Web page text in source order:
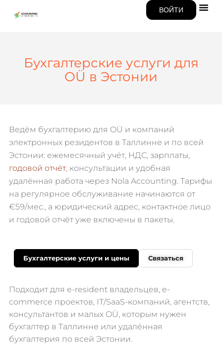
ВОЙТИ
Бухгалтерские услуги для
OÜ в Эстонии
Ведём бухгалтерию для OÜ и компаний
электронных резидентов в Таллинне и по всей
Эстонии: ежемесячный учёт, НДС, зарплаты,
годовой отчёт, консультации и удобная
удалённая работа через Nola Accounting. Тарифы
на регулярное обслуживание начинаются от
€59/мес., а юридический адрес, контактное лицо
и годовой отчёт уже включены в пакеты.
Бухгалтерские услуги и цены Связаться
Подходит для e-resident владельцев, e-
commerce проектов, IT/SaaS-компаний, агентств,
консультантов и малых OÜ, которым нужен
бухгалтер в Таллинне или удалённая
бухгалтерия по всей Эстонии.